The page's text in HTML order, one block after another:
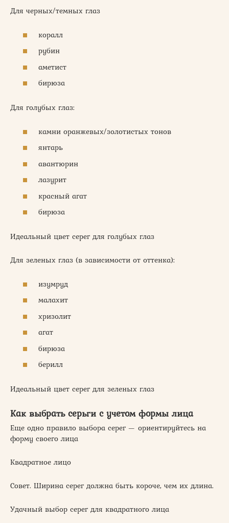
Для черных/темных глаз
коралл
рубин
аметист
бирюза
Для голубых глаз:
камни оранжевых/золотистых тонов
янтарь
авантюрин
лазурит
красный агат
бирюза
Идеальный цвет серег для голубых глаз
Для зеленых глаз (в зависимости от оттенка):
изумруд
малахит
хризолит
агат
бирюза
берилл
Идеальный цвет серег для зеленых глаз
Как выбрать серьги с учетом формы лица
Еще одно правило выбора серег — ориентируйтесь на
форму своего лица
Квадратное лицо
Совет. Ширина серег должна быть короче, чем их длина.
Удачный выбор серег для квадратного лица